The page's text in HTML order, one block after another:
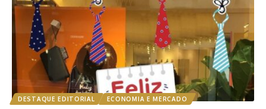
DESTAQUE EDITORIAL ECONOMIA E MERCADO